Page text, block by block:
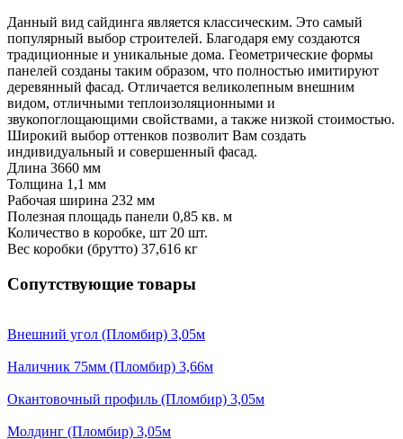
Данный вид сайдинга является классическим. Это самый
популярный выбор строителей. Благодаря ему создаются
традиционные и уникальные дома. Геометрические формы
панелей созданы таким образом, что полностью имитируют
деревянный фасад. Отличается великолепным внешним
видом, отличными теплоизоляционными и
звукопоглощающими свойствами, а также низкой стоимостью.
Широкий выбор оттенков позволит Вам создать
индивидуальный и совершенный фасад.
Длина 3660 мм
Толщина 1,1 мм
Рабочая ширина 232 мм
Полезная площадь панели 0,85 кв. м
Количество в коробке, шт 20 шт.
Вес коробки (брутто) 37,616 кг
Сопутствующие товары
Внешний угол (Пломбир) 3,05м
Наличник 75мм (Пломбир) 3,66м
Окантовочный профиль (Пломбир) 3,05м
Молдинг (Пломбир) 3,05м